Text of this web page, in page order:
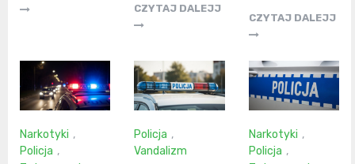
CZYTAJ DALEJJ
CZYTAJ DALEJJ
Narkotyki ,
Policja ,
Policja ,
Vandalizm
Narkotyki ,
Policja ,